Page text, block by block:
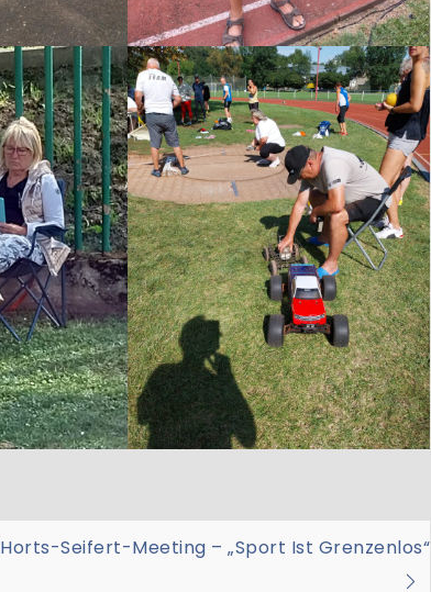
Horts-Seifert-Meeting – „Sport Ist Grenzenlos“